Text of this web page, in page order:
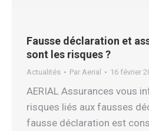
Fausse déclaration et
sont les risques ?
Actualités Par Aerial 16 février
AERIAL Assurances vous
risques liés aux fausses
fausse déclaration est